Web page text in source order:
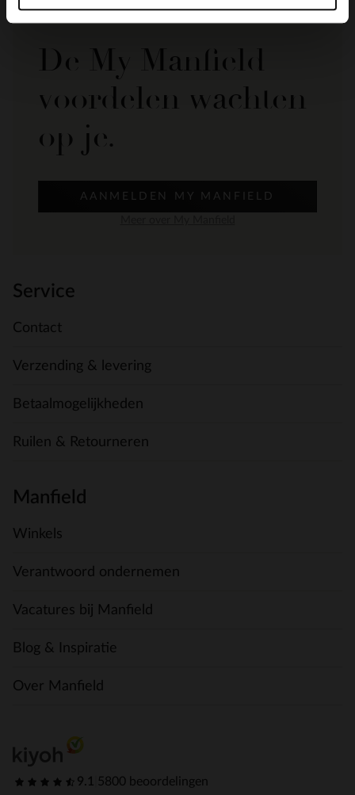
De My Manfield
voordelen wachten
op je.
AANMELDEN MY MANFIELD
Service
Contact
Verzending & levering
Betaalmogelijkheden
Ruilen & Retourneren
Manfield
Winkels
Verantwoord ondernemen
Vacatures bij Manfield
Blog & Inspiratie
Over Manfield
9.1 5800 beoordelingen